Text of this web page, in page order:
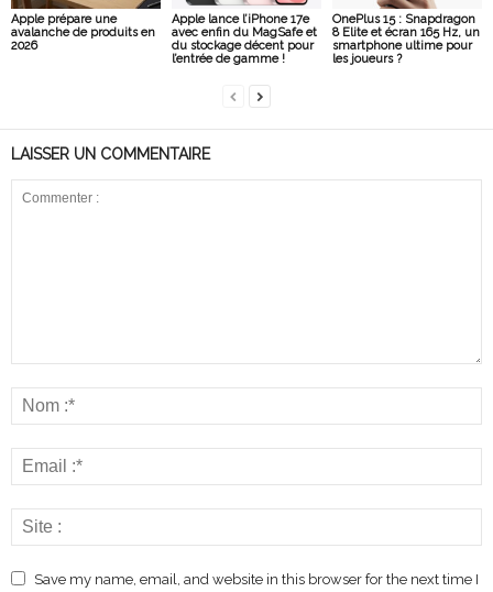
Apple prépare une
avalanche de produits en
2026
Apple lance l’iPhone 17e
avec enfin du MagSafe et
du stockage décent pour
l’entrée de gamme !
OnePlus 15 : Snapdragon
8 Elite et écran 165 Hz, un
smartphone ultime pour
les joueurs ?
LAISSER UN COMMENTAIRE
Save my name, email, and website in this browser for the next time I